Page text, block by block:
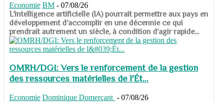
Economie BM - 07/08/26
​​​​​​​L’intelligence artificielle (IA) pourrait permettre aux pays en
développement d’accomplir en une décennie ce qui
prendrait autrement un siècle, à condition d’agir rapide...
OMRH/DGI: Vers le renforcement de la gestion
des ressources matérielles de l'Ét...
Economie Dominique Domerçant - 07/08/26